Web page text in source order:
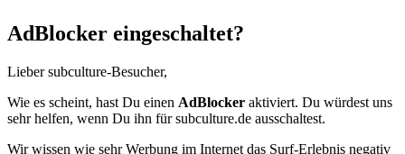
AdBlocker eingeschaltet?
Lieber subculture-Besucher,
Wie es scheint, hast Du einen AdBlocker aktiviert. Du würdest uns
sehr helfen, wenn Du ihn für subculture.de ausschaltest.
Wir wissen wie sehr Werbung im Internet das Surf-Erlebnis negativ